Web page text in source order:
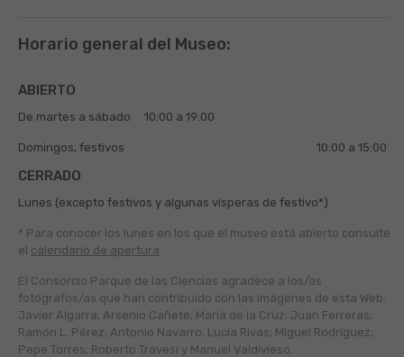
Horario general del Museo:
ABIERTO
De martes a sábado 10:00 a 19:00
Domingos, festivos 10:00 a 15:00
CERRADO
Lunes (excepto festivos y algunas vísperas de festivo*)
* Para conocer los lunes en los que el museo está abierto consulte
el calendario de apertura
El Consorcio Parque de las Ciencias agradece a los/as
fotógráfos/as que han contribuido con las imágenes de esta Web:
Javier Algarra; Arsenio Cañete; María de la Cruz; Juan Ferreras;
Ramón L. Pérez; Antonio Navarro; Lucía Rivas; Miguel Rodríguez;
Pepe Torres; Roberto Travesí y Manuel Valdivieso.